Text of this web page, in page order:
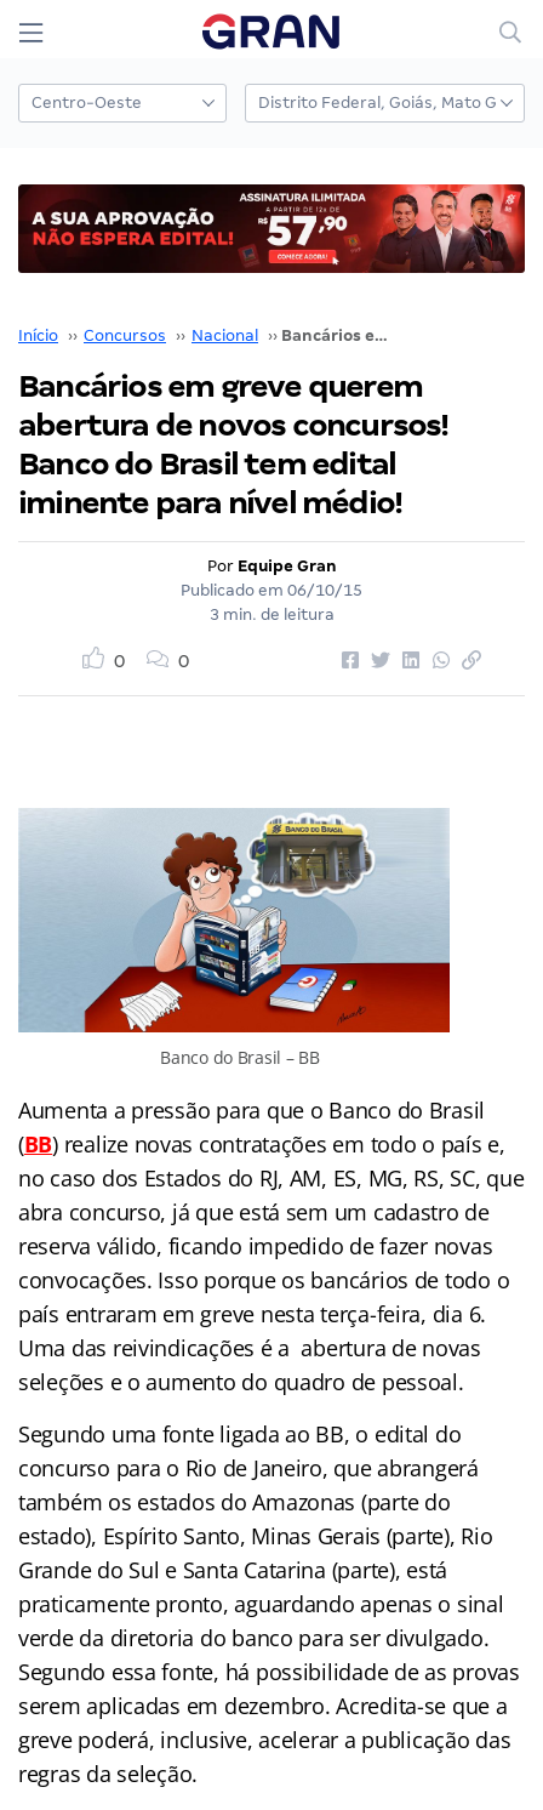
Início ›› Concursos ›› Nacional ›› Bancários em greve querem abertura de novos concursos! Banco do Brasil tem edital iminente para nível médio!
Bancários em greve querem
abertura de novos concursos!
Banco do Brasil tem edital
iminente para nível médio!
Por Equipe Gran
Publicado em 06/10/15
3 min. de leitura
0 0
Banco do Brasil – BB
Aumenta a pressão para que o Banco do Brasil
(BB) realize novas contratações em todo o país e,
no caso dos Estados do RJ, AM, ES, MG, RS, SC, que
abra concurso, já que está sem um cadastro de
reserva válido, ficando impedido de fazer novas
convocações. Isso porque os bancários de todo o
país entraram em greve nesta terça-feira, dia 6.
Uma das reivindicações é a abertura de novas
seleções e o aumento do quadro de pessoal.
Segundo uma fonte ligada ao BB, o edital do
concurso para o Rio de Janeiro, que abrangerá
também os estados do Amazonas (parte do
estado), Espírito Santo, Minas Gerais (parte), Rio
Grande do Sul e Santa Catarina (parte), está
praticamente pronto, aguardando apenas o sinal
verde da diretoria do banco para ser divulgado.
Segundo essa fonte, há possibilidade de as provas
serem aplicadas em dezembro. Acredita-se que a
greve poderá, inclusive, acelerar a publicação das
regras da seleção.